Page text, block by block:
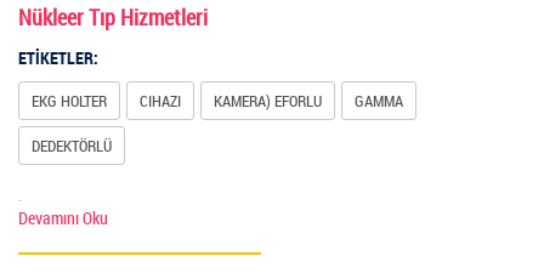
Nükleer Tıp Hizmetleri
ETİKETLER:
EKG HOLTER CIHAZI KAMERA) EFORLU GAMMA
DEDEKTÖRLÜ
Devamını Oku